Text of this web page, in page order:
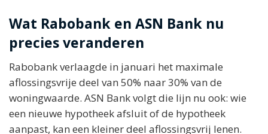
Wat Rabobank en ASN Bank nu
precies veranderen
Rabobank verlaagde in januari het maximale
aflossingsvrije deel van 50% naar 30% van de
woningwaarde. ASN Bank volgt die lijn nu ook: wie
een nieuwe hypotheek afsluit of de hypotheek
aanpast, kan een kleiner deel aflossingsvrij lenen.